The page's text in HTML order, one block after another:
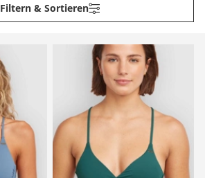
Filtern & Sortieren